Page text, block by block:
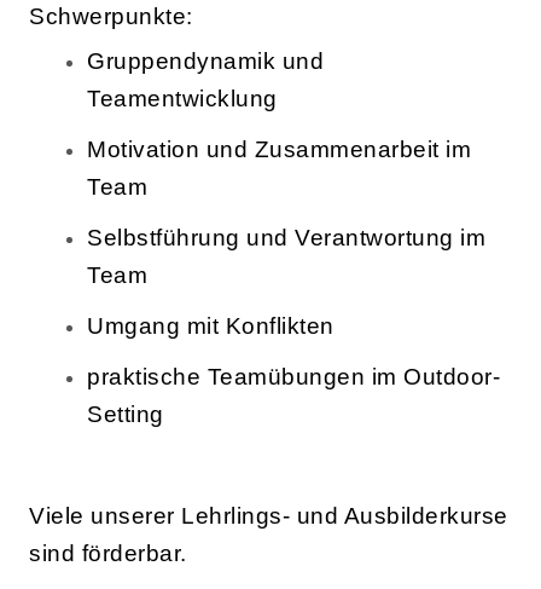
Schwerpunkte:
Gruppendynamik und
Teamentwicklung
Motivation und Zusammenarbeit im
Team
Selbstführung und Verantwortung im
Team
Umgang mit Konflikten
praktische Teamübungen im Outdoor-
Setting
Viele unserer Lehrlings- und Ausbilderkurse
sind förderbar.